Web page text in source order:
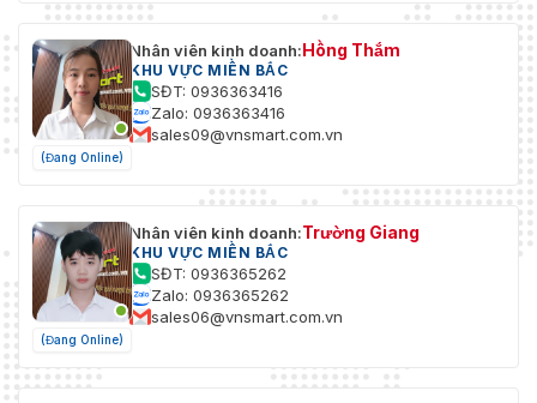
(Đang Online)
Nhân viên kinh doanh:Hồng Thắm
KHU VỰC MIỀN BẮC
SĐT: 0936363416
Zalo: 0936363416
sales09@vnsmart.com.vn
(Đang Online)
Nhân viên kinh doanh:Trường Giang
KHU VỰC MIỀN BẮC
SĐT: 0936365262
Zalo: 0936365262
sales06@vnsmart.com.vn